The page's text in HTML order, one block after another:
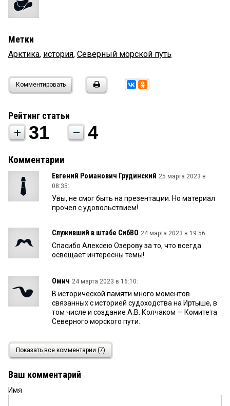
Метки
Арктика, история, Северный морской путь
Комментировать
Рейтинг статьи
31 4
Комментарии
Евгений Романович Грудинский 25 марта 2023 в
08:35:
Увы, не смог быть на презентации. Но материал
прочел с удовольствием!
Служивший в штабе СибВО 24 марта 2023 в 19:56:
Спасибо Алексею Озерову за то, что всегда
освещает интересны темы!
Омич 24 марта 2023 в 16:10:
В исторической памяти много моментов
связанных с историей судоходства на Иртыше, в
том числе и создание А.В. Колчаком — Комитета
Северного морского пути.
Уточняя об А.Э. Розентале
Он родился 19 ноября 1887 г. в Петербурге.
Черниговской губернии. Арестован 25 декабря
годам лишения свободы. Умер 25 января 1941 г.
Показать все комментарии (7)
Ваш комментарий
Имя